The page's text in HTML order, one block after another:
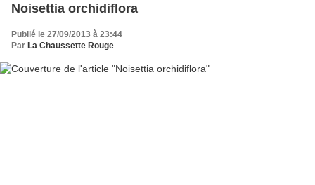
Noisettia orchidiflora
Publié le 27/09/2013 à 23:44
Par La Chaussette Rouge